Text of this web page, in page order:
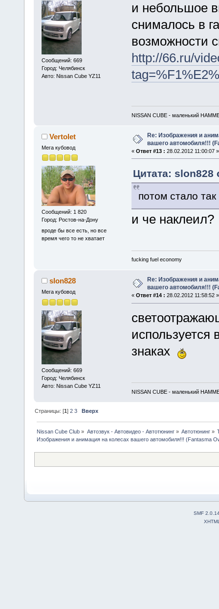
Сообщений: 669
Город: Челябинск
Авто: Nissan Cube YZ11
и небольшое
снималось в
возможности
http://66.ru/
NISSAN CUBE - маленький
Vertolet
Мега кубовод
Сообщений: 1 820
Город: Ростов-на-Дону
вроде бы все есть, но все
время чего то не хватает
Re: Изображения и
вашего автомобиля!!!
« Ответ #13 : 28.02.2012 11:00:07 »
Цитата: slon828
потом стало
и че наклеил?
fucking fuel economy
slon828
Мега кубовод
Сообщений: 669
Город: Челябинск
Авто: Nissan Cube YZ11
Re: Изображения и
вашего автомобиля!!!
« Ответ #14 : 28.02.2012 11:58:52 »
используется
знаках
NISSAN CUBE - маленький
Страницы: [1]2 3 Вверх
Nissan Cube Club » Автозвук - Автовидео - Автотюнинг» Автотюнинг»
Изображения и анимация на колесах вашего автомобиля!!! (Fantasma
SMF